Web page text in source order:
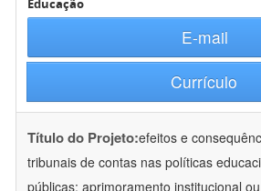
Educação
E-mail
Currículo
Título do Projeto:efeitos e
tribunais de contas nas políticas
públicas: aprimoramento institucional